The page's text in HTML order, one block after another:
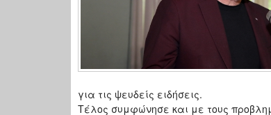
για τις ψευδείς ειδήσεις.
Τέλος συμφώνησε και με τους